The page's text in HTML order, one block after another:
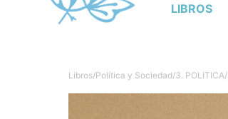
LIBROS
Libros/Política y Sociedad/3. POLITICA/